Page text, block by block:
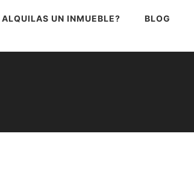
ALQUILAS UN INMUEBLE? BLOG